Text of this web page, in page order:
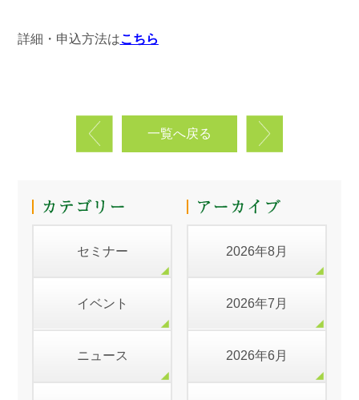
詳細・申込方法はこちら
一覧へ戻る
セミナー
イベント
ニュース
2026年8月
2026年7月
2026年6月